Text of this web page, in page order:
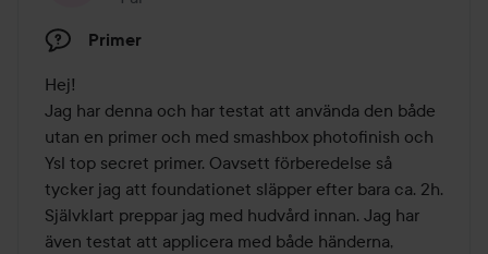
Primer
Hej!
Jag har denna och har testat att använda den både
utan en primer och med smashbox photofinish och
Ysl top secret primer. Oavsett förberedelse så
tycker jag att foundationet släpper efter bara ca. 2h.
Självklart preppar jag med hudvård innan. Jag har
även testat att applicera med både händerna,